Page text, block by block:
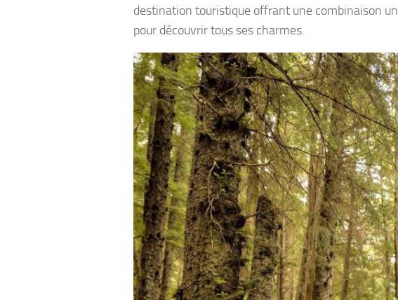
destination touristique offrant une combinaison
pour découvrir tous ses charmes.